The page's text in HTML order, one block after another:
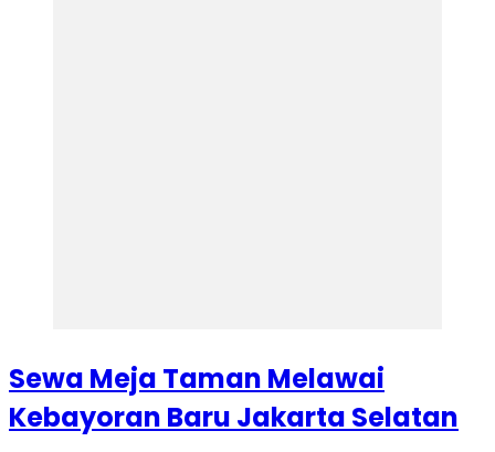
Sewa Meja Taman Melawai
Kebayoran Baru Jakarta Selatan